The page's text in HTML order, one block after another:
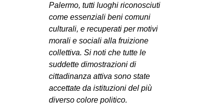
Palermo, tutti luoghi riconosciuti
come essenziali beni comuni
culturali, e recuperati per motivi
morali e sociali alla fruizione
collettiva. Si noti che tutte le
suddette dimostrazioni di
cittadinanza attiva sono state
accettate da istituzioni del più
diverso colore politico.